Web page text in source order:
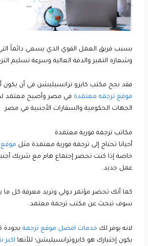
بسبب فريق العمل القوي الذي يسعي دائماً التي
وشعاره التميز والدقة العالية وسرعة تسليم
فقد نجح مكتب كايرو ترانسيليشن في أن
موقع ترجمه معتمدة في مصر وأصبح معتمد
الجهات الحكومية والسفارات الأجنبية في مصر.
مكاتب ترجمة فورية معتمدة
أحيانا تحتاج إلى ترجمة فورية معتمدة مثل موقع
خاصة إذا كنت تحضر إجتماع هام مع شريك
عمل جديد.
كما أنك تحضر مؤتمر دولي وتريد معرفة كل ما
سوف تبحث عن مكتب ترجمة معتمد.
لانه يوفر لك خدمات افضل موقع ترجمة بجودة
يكون إختيارك هو كايروترانسيليشن؛ للأنها اكبر